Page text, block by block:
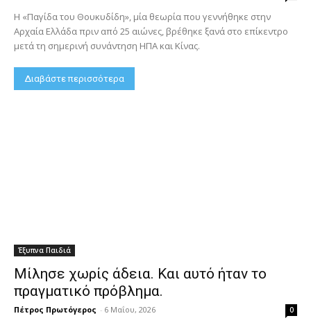
Η «Παγίδα του Θουκυδίδη», μία θεωρία που γεννήθηκε στην
Αρχαία Ελλάδα πριν από 25 αιώνες, βρέθηκε ξανά στο επίκεντρο
μετά τη σημερινή συνάντηση ΗΠΑ και Κίνας.
Διαβάστε περισσότερα
Έξυπνα Παιδιά
Μίλησε χωρίς άδεια. Και αυτό ήταν το
πραγματικό πρόβλημα.
Πέτρος Πρωτόγερος - 6 Μαΐου, 2026 0